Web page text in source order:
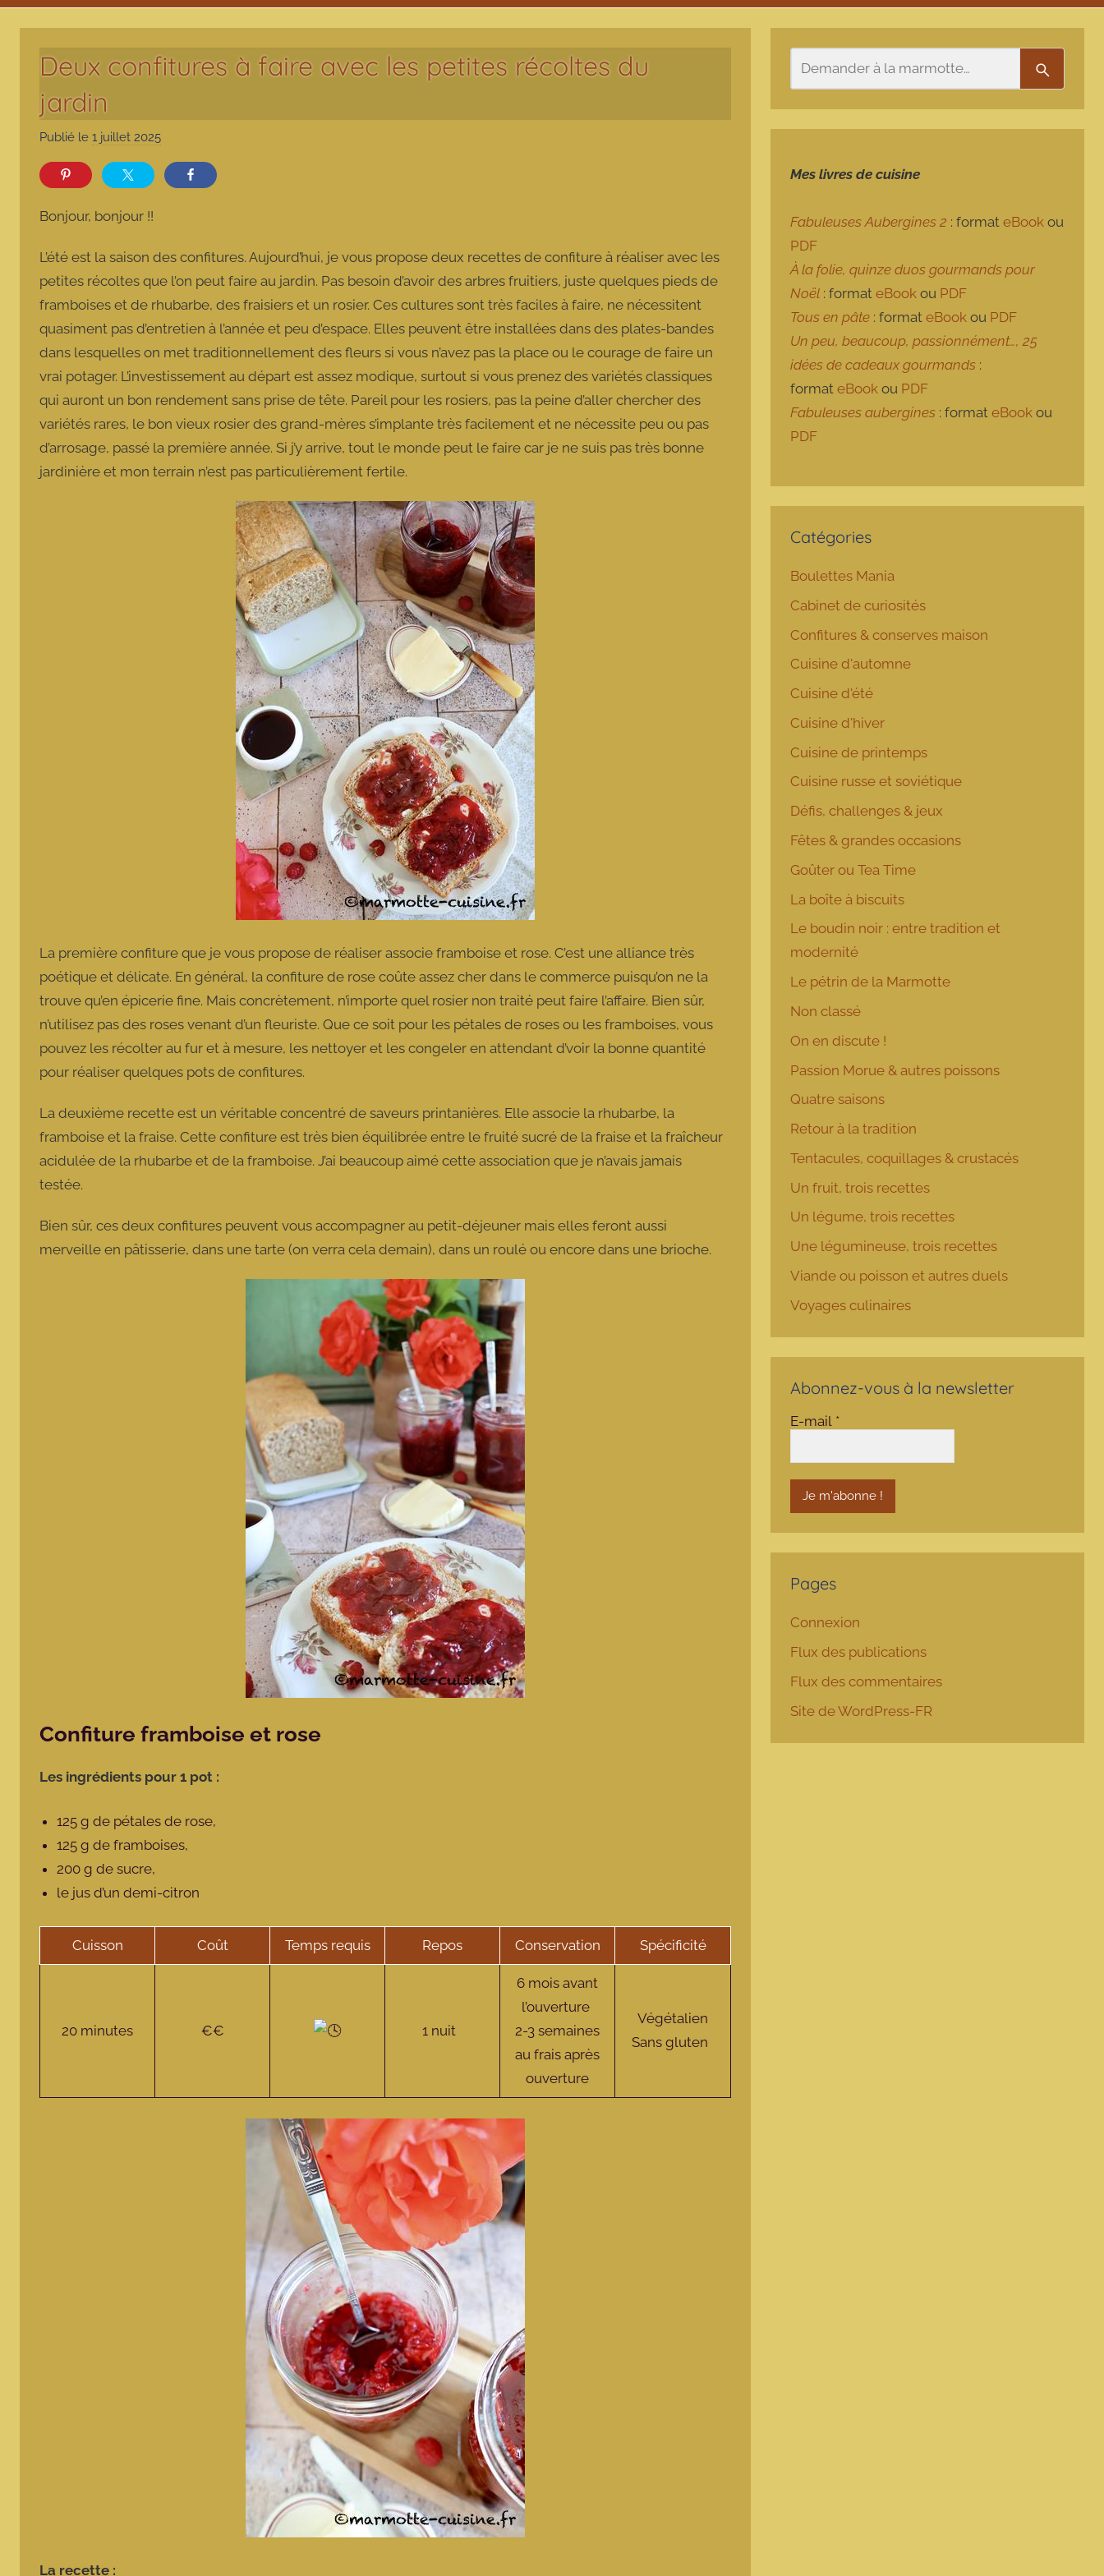
Deux confitures à faire avec les petites récoltes du
jardin
Publié le 1 juillet 2025
r
m
o
t
t
e
Bonjour, bonjour !!
L’été est la saison des confitures. Aujourd’hui, je vous propose deux recettes de confiture à réaliser avec les
petites récoltes que l’on peut faire au jardin. Pas besoin d’avoir des arbres fruitiers, juste quelques pieds de
framboises et de rhubarbe, des fraisiers et un rosier. Ces cultures sont très faciles à faire, ne nécessitent
quasiment pas d’entretien à l’année et peu d’espace. Elles peuvent être installées dans des plates-bandes
dans lesquelles on met traditionnellement des fleurs si vous n’avez pas la place ou le courage de faire un
vrai potager. L’investissement au départ est assez modique, surtout si vous prenez des variétés classiques
qui auront un bon rendement sans prise de tête. Pareil pour les rosiers, pas la peine d’aller chercher des
variétés rares, le bon vieux rosier des grand-mères s’implante très facilement et ne nécessite peu ou pas
d’arrosage, passé la première année. Si j’y arrive, tout le monde peut le faire car je ne suis pas très bonne
jardinière et mon terrain n’est pas particulièrement fertile.
La première confiture que je vous propose de réaliser associe framboise et rose. C’est une alliance très
poétique et délicate. En général, la confiture de rose coûte assez cher dans le commerce puisqu’on ne la
trouve qu’en épicerie fine. Mais concrètement, n’importe quel rosier non traité peut faire l’affaire. Bien sûr,
n’utilisez pas des roses venant d’un fleuriste. Que ce soit pour les pétales de roses ou les framboises, vous
pouvez les récolter au fur et à mesure, les nettoyer et les congeler en attendant d’voir la bonne quantité
pour réaliser quelques pots de confitures.
La deuxième recette est un véritable concentré de saveurs printanières. Elle associe la rhubarbe, la
framboise et la fraise. Cette confiture est très bien équilibrée entre le fruité sucré de la fraise et la fraîcheur
acidulée de la rhubarbe et de la framboise. J’ai beaucoup aimé cette association que je n’avais jamais
testée.
Bien sûr, ces deux confitures peuvent vous accompagner au petit-déjeuner mais elles feront aussi
merveille en pâtisserie, dans une tarte (on verra cela demain), dans un roulé ou encore dans une brioche.
Confiture framboise et rose
Les ingrédients pour 1 pot :
125 g de pétales de rose,
125 g de framboises,
200 g de sucre,
le jus d’un demi-citron
Cuisson Coût Temps requis Repos Conservation Spécificité
20 minutes €€ 1 nuit
6 mois avant
l’ouverture
2-3 semaines
au frais après
ouverture
Végétalien
Sans gluten
La recette :
Mes livres de cuisine
Fabuleuses Aubergines 2 : formateBook ou
PDF
À la folie, quinze duos gourmands pour
Noël : formateBook ou PDF
Tous en pâte : formateBook ou PDF
Un peu, beaucoup, passionnément…, 25
idées de cadeaux gourmands :
formateBook ou PDF
Fabuleuses aubergines : formateBook ou
PDF
Catégories
Boulettes Mania
Cabinet de curiosités
Confitures & conserves maison
Cuisine d'automne
Cuisine d'été
Cuisine d'hiver
Cuisine de printemps
Cuisine russe et soviétique
Défis, challenges & jeux
Fêtes & grandes occasions
Goûter ou Tea Time
La boîte à biscuits
Le boudin noir : entre tradition et
modernité
Le pétrin de la Marmotte
Non classé
On en discute !
Passion Morue & autres poissons
Quatre saisons
Retour à la tradition
Tentacules, coquillages & crustacés
Un fruit, trois recettes
Un légume, trois recettes
Une légumineuse, trois recettes
Viande ou poisson et autres duels
Voyages culinaires
Abonnez-vous à la newsletter
E-mail *
Pages
Connexion
Flux des publications
Flux des commentaires
Site de WordPress-FR